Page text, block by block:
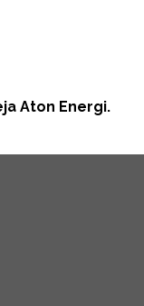
Aton Energi.